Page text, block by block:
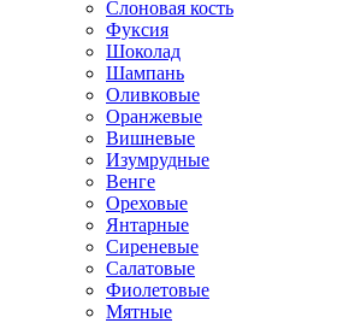
Слоновая кость
Фуксия
Шоколад
Шампань
Оливковые
Оранжевые
Вишневые
Изумрудные
Венге
Ореховые
Янтарные
Сиреневые
Салатовые
Фиолетовые
Мятные